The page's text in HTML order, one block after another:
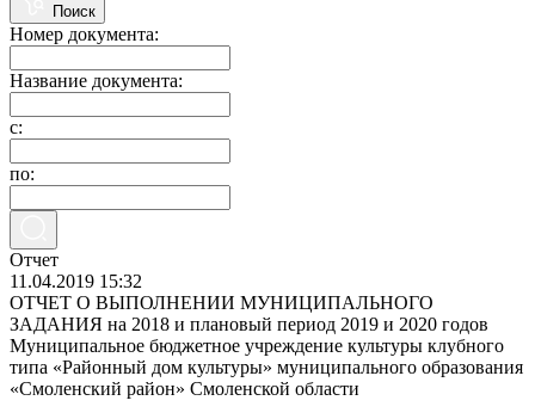
Поиск
Номер документа:
Название документа:
с:
по:
Отчет
11.04.2019 15:32
ОТЧЕТ О ВЫПОЛНЕНИИ МУНИЦИПАЛЬНОГО
ЗАДАНИЯ на 2018 и плановый период 2019 и 2020 годов
Муниципальное бюджетное учреждение культуры клубного
типа «Районный дом культуры» муниципального образования
«Смоленский район» Смоленской области